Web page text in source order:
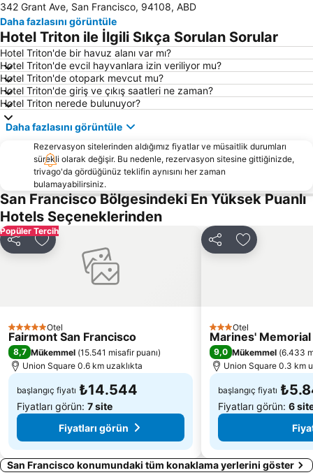
Russian Hill
Mission Bay
Sunset District
Standford University
AD:TECH SAN FRANCISCO
Transamerica Pyramid
Metreon Shopping Center
Lombard Street
Yosemite National Park - Day Trip from San Francisco
Aquatic Park
Pacific Heights
Highway 1
Ocean View
Buchanan Field Airport
Stanford Shopping Center
342 Grant Ave, San Francisco, 94108, ABD
Daha fazlasını görüntüle
Hotel Triton ile İlgili Sıkça Sorulan Sorular
Hotel Triton'de bir havuz alanı var mı?
Hotel Triton'de evcil hayvanlara izin veriliyor mu?
Hotel Triton'de otopark mevcut mu?
Hotel Triton'de giriş ve çıkış saatleri ne zaman?
Hotel Triton nerede bulunuyor?
Daha fazlasını görüntüle
Rezervasyon sitelerinden aldığımız fiyatlar ve müsaitlik durumları
sürekli olarak değişir. Bu nedenle, rezervasyon sitesine gittiğinizde,
trivago'da gördüğünüz teklifin aynısını her zaman
bulamayabilirsiniz.
San Francisco Bölgesindeki En Yüksek Puanlı
Hotels Seçeneklerinden
Popüler Tercih
Paylaş Favorilerime ekle
5 Yıldız Otel
Fairmont San Francisco
8,7 Mükemmel (15.541 misafir puanı)
Union Square 0.6 km uzaklıkta
başlangıç fiyatı ₺14.544
Fiyatları görün: 7 site
Fiyatları görün
Paylaş Favorilerime
3 Yıldız
Otel
Marines'
9,0 Mükemmel (6.433
Union Square 0.3 km
başlangıç fiyatı
Fiyatları görün: 6
San Francisco konumundaki tüm konaklama yerlerini göster